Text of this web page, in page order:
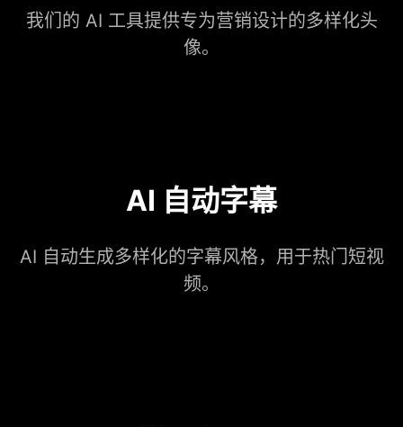
我们的 AI 工具提供专为营销设计的多样化头
像。
AI 自动字幕
AI 自动生成多样化的字幕风格，用于热门短视
频。